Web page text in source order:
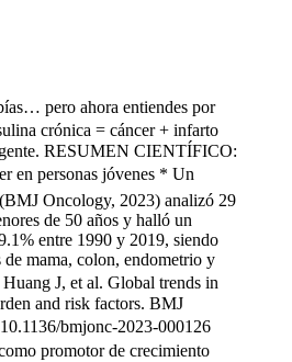
pero ahora entiendes por
crónica = cáncer + infarto
RESUMEN CIENTÍFICO:
en personas jóvenes * Un
Oncology, 2023) analizó 29
de 50 años y halló un
entre 1990 y 2019, siendo
de mama, colon, endometrio y
J, et al. Global trends in
and risk factors. BMJ
bmjonc-2023-000126
promotor de crecimiento